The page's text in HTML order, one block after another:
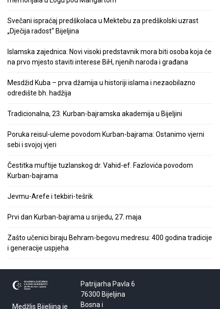
Svečani ispraćaj predškolaca u Mektebu za predškolski uzrast
„Dječija radost“ Bijeljina
Islamska zajednica: Novi visoki predstavnik mora biti osoba koja će
na prvo mjesto staviti interese BiH, njenih naroda i građana
Mesdžid Kuba – prva džamija u historiji islama i nezaobilazno
odredište bh. hadžija
Tradicionalna, 23. Kurban-bajramska akademija u Bijeljini
Poruka reisul-uleme povodom Kurban-bajrama: Ostanimo vjerni
sebi i svojoj vjeri
Čestitka muftije tuzlanskog dr. Vahid-ef. Fazlovića povodom
Kurban-bajrama
Jevmu-Arefe i tekbiri-tešrik
Prvi dan Kurban-bajrama u srijedu, 27. maja
Zašto učenici biraju Behram-begovu medresu: 400 godina tradicije
i generacije uspjeha
Medžlis Bijeljina je
Patrijarha Pavla 6
76300 Bijeljina
Bosna i